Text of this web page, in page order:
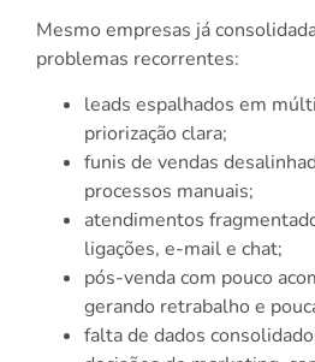
Mesmo empresas já
problemas recorrentes:
leads espalhados em
priorização clara;
funis de vendas
processos manuais;
atendimentos
ligações, e-mail e chat;
pós-venda com pouco
gerando retrabalho e
falta de dados